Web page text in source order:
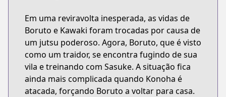
Em uma reviravolta inesperada, as vidas de
Boruto e Kawaki foram trocadas por causa de
um jutsu poderoso. Agora, Boruto, que é visto
como um traidor, se encontra fugindo de sua
vila e treinando com Sasuke. A situação fica
ainda mais complicada quando Konoha é
atacada, forçando Boruto a voltar para casa.